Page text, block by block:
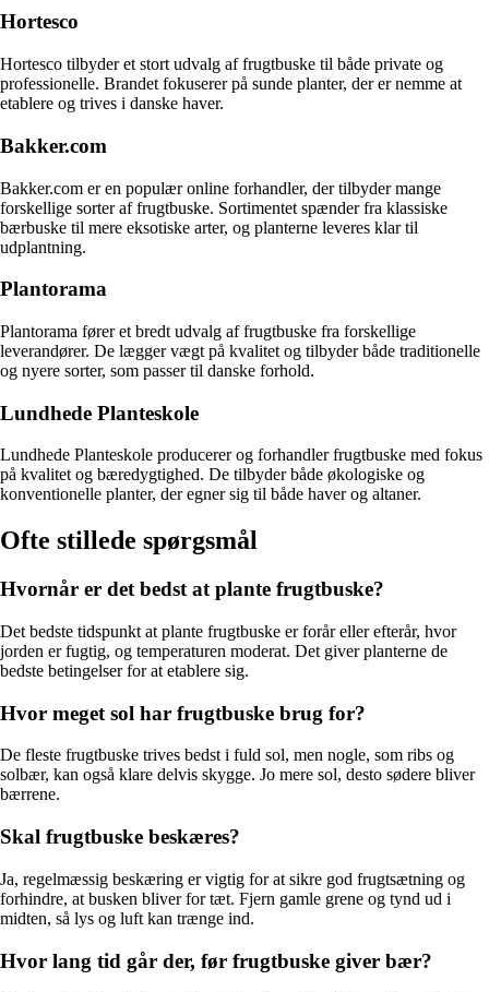
Hortesco
Hortesco tilbyder et stort udvalg af frugtbuske til både private og
professionelle. Brandet fokuserer på sunde planter, der er nemme at
etablere og trives i danske haver.
Bakker.com
Bakker.com er en populær online forhandler, der tilbyder mange
forskellige sorter af frugtbuske. Sortimentet spænder fra klassiske
bærbuske til mere eksotiske arter, og planterne leveres klar til
udplantning.
Plantorama
Plantorama fører et bredt udvalg af frugtbuske fra forskellige
leverandører. De lægger vægt på kvalitet og tilbyder både traditionelle
og nyere sorter, som passer til danske forhold.
Lundhede Planteskole
Lundhede Planteskole producerer og forhandler frugtbuske med fokus
på kvalitet og bæredygtighed. De tilbyder både økologiske og
konventionelle planter, der egner sig til både haver og altaner.
Ofte stillede spørgsmål
Hvornår er det bedst at plante frugtbuske?
Det bedste tidspunkt at plante frugtbuske er forår eller efterår, hvor
jorden er fugtig, og temperaturen moderat. Det giver planterne de
bedste betingelser for at etablere sig.
Hvor meget sol har frugtbuske brug for?
De fleste frugtbuske trives bedst i fuld sol, men nogle, som ribs og
solbær, kan også klare delvis skygge. Jo mere sol, desto sødere bliver
bærrene.
Skal frugtbuske beskæres?
Ja, regelmæssig beskæring er vigtig for at sikre god frugtsætning og
forhindre, at busken bliver for tæt. Fjern gamle grene og tynd ud i
midten, så lys og luft kan trænge ind.
Hvor lang tid går der, før frugtbuske giver bær?